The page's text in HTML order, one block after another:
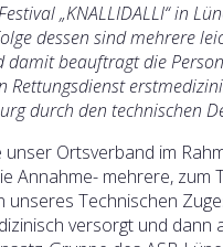
„KNALLIDALLI“ in
dessen sind mehrere
beauftragt die
Rettungsdienst
durch den technischen
unser Ortsverband im
Annahme- mehrere,
unseres Technischen
versorgt und